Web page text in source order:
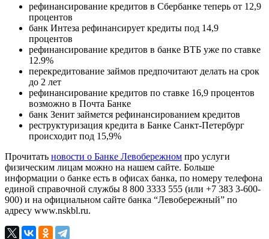
рефинансирование кредитов в Сбербанке теперь от 12,9
процентов
банк Интеза рефинансирует кредиты под 14,9
процентов
рефинансирование кредитов в банке ВТБ уже по ставке
12.9%
перекредитование займов предпочитают делать на срок
до 2 лет
рефинансирование кредитов по ставке 16,9 процентов
возможно в Почта Банке
банк Зенит займется рефинансированием кредитов
реструктуризация кредита в Банке Санкт-Петербург
происходит под 15,9%
Прочитать новости о Банке Левобережном про услуги
физическим лицам можно на нашем сайте. Больше
информации о банке есть в офисах банка, по номеру телефона
единой справочной службы 8 800 3333 555 (или +7 383 3-600-
900) и на официальном сайте банка “Левобережный” по
адресу www.nskbl.ru.